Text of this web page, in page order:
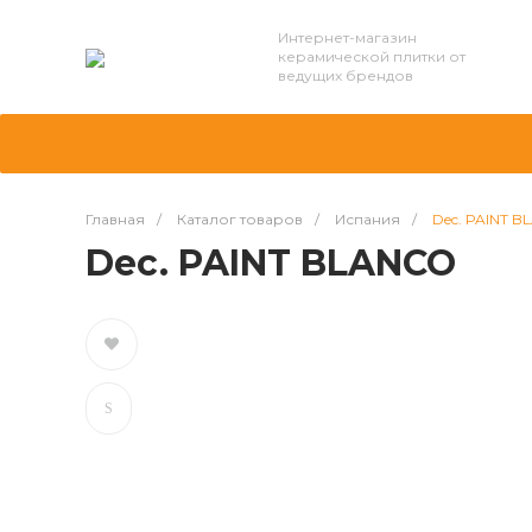
Интернет-магазин
керамической плитки от
ведущих брендов
Главная / Каталог товаров / Испания / Dec. PAINT
Dec. PAINT BLANCO